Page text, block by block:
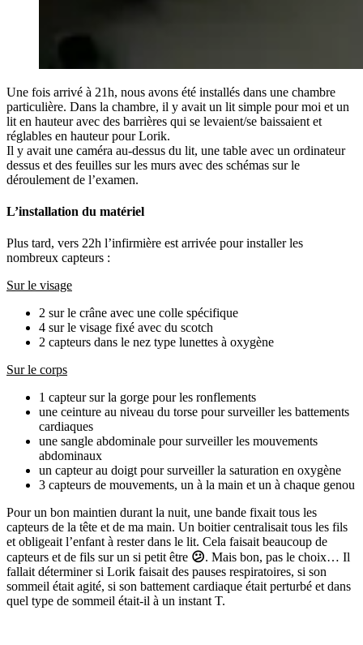
Une fois arrivé à 21h, nous avons été installés dans une chambre
particulière. Dans la chambre, il y avait un lit simple pour moi et un
lit en hauteur avec des barrières qui se levaient/se baissaient et
réglables en hauteur pour Lorik.
Il y avait une caméra au-dessus du lit, une table avec un ordinateur
dessus et des feuilles sur les murs avec des schémas sur le
déroulement de l’examen.
L’installation du matériel
Plus tard, vers 22h l’infirmière est arrivée pour installer les
nombreux capteurs :
Sur le visage
2 sur le crâne avec une colle spécifique
4 sur le visage fixé avec du scotch
2 capteurs dans le nez type lunettes à oxygène
Sur le corps
1 capteur sur la gorge pour les ronflements
une ceinture au niveau du torse pour surveiller les battements
cardiaques
une sangle abdominale pour surveiller les mouvements
abdominaux
un capteur au doigt pour surveiller la saturation en oxygène
3 capteurs de mouvements, un à la main et un à chaque genou
Pour un bon maintien durant la nuit, une bande fixait tous les
capteurs de la tête et de ma main. Un boitier centralisait tous les fils
et obligeait l’enfant à rester dans le lit. Cela faisait beaucoup de
capteurs et de fils sur un si petit être 😕. Mais bon, pas le choix… Il
fallait déterminer si Lorik faisait des pauses respiratoires, si son
sommeil était agité, si son battement cardiaque était perturbé et dans
quel type de sommeil était-il à un instant T.